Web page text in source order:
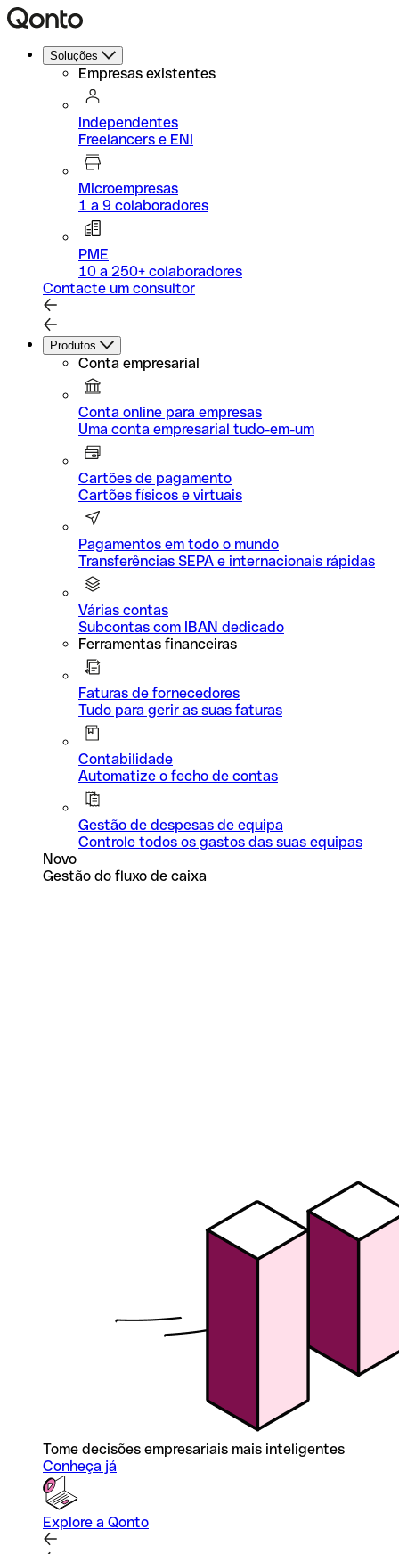
Soluções
Empresas existentes
Independentes
Freelancers e ENI
Microempresas
1 a 9 colaboradores
PME
10 a 250+ colaboradores
Contacte um consultor
Produtos
Conta empresarial
Conta online para empresas
Uma conta empresarial tudo-em-um
Cartões de pagamento
Cartões físicos e virtuais
Pagamentos em todo o mundo
Transferências SEPA e internacionais rápidas
Várias contas
Subcontas com IBAN dedicado
Ferramentas financeiras
Faturas de fornecedores
Tudo para gerir as suas faturas
Contabilidade
Automatize o fecho de contas
Gestão de despesas de equipa
Controle todos os gastos das suas equipas
Novo
Gestão do fluxo de caixa
Tome decisões empresariais mais inteligentes
Conheça já
Explore a Qonto